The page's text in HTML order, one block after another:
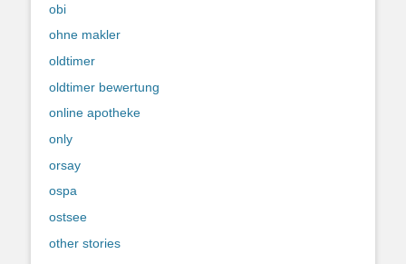
obi
ohne makler
oldtimer
oldtimer bewertung
online apotheke
only
orsay
ospa
ostsee
other stories